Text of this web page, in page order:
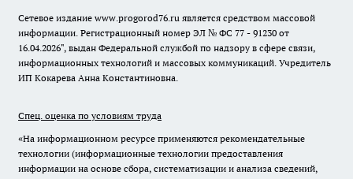
Сетевое издание www.progorod76.ru является средством массовой
информации. Регистрационный номер ЭЛ № ФС 77 - 91230 от
16.04.2026", выдан Федеральной службой по надзору в сфере связи,
информационных технологий и массовых коммуникаций. Учредитель
ИП Кокарева Анна Константиновна.
Спец. оценка по условиям труда
«На информационном ресурсе применяются рекомендательные
технологии (информационные технологии предоставления
информации на основе сбора, систематизации и анализа сведений,